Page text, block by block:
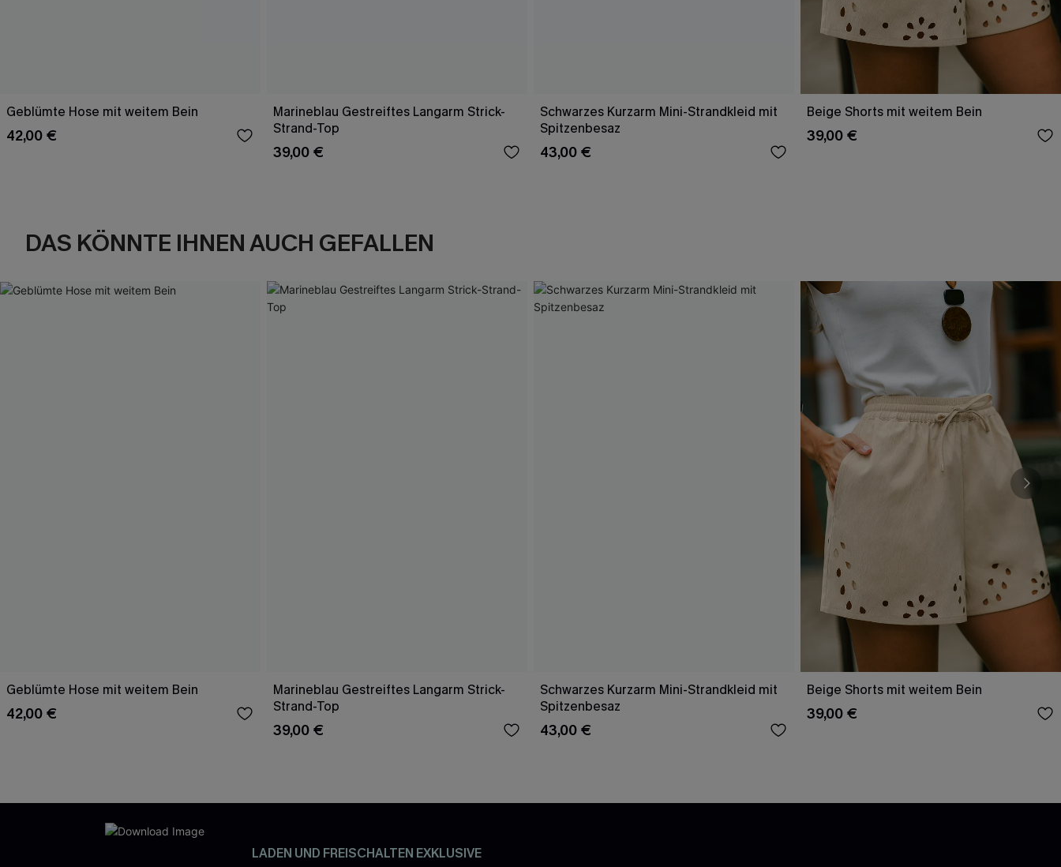
Geblümte Hose mit weitem Bein
42,00 €
Marineblau Gestreiftes Langarm Strick-
Strand-Top
39,00 €
Schwarzes Kurzarm Mini-Strandkleid mit
Spitzenbesaz
43,00 €
Beige Shorts mit weitem Bein
39,00 €
DAS KÖNNTE IHNEN AUCH GEFALLEN
Geblümte Hose mit weitem Bein
42,00 €
Marineblau Gestreiftes Langarm Strick-
Strand-Top
39,00 €
Schwarzes Kurzarm Mini-Strandkleid mit
Spitzenbesaz
43,00 €
Beige Shorts mit weitem Bein
39,00 €
LADEN UND FREISCHALTEN EXKLUSIVE